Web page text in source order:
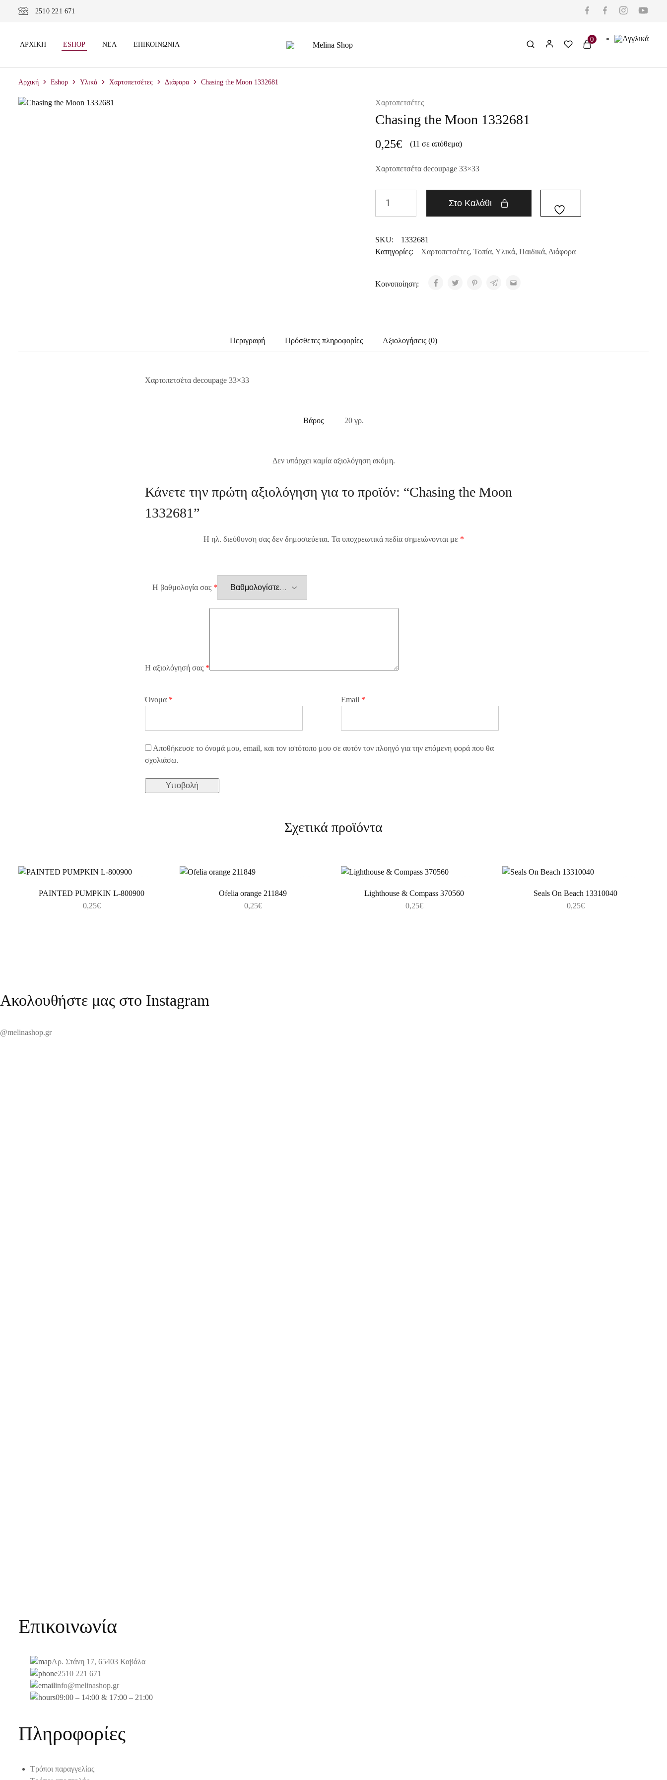
2510 221 671
ΑΡΧΙΚΉ ESHOP ΝΈΑ ΕΠΙΚΟΙΝΩΝΊΑ
Melina
0
Αρχική Eshop Υλικά Χαρτοπετσέτες Διάφορα Chasing the Moon 1332681
Χαρτοπετσέτες
Chasing the Moon 1332681
0,25€ (11 σε απόθεμα)
Χαρτοπετσέτα decoupage 33×33
Στο Καλάθι
SKU:
1332681
Κατηγορίες:
Χαρτοπετσέτες, Τοπία, Υλικά, Παιδικά, Διάφορα
Κοινοποίηση:
Περιγραφή Πρόσθετες πληροφορίες Αξιολογήσεις (0)
Χαρτοπετσέτα decoupage 33×33
Βάρος 20 γρ.
Δεν υπάρχει καμία αξιολόγηση ακόμη.
Κάνετε την πρώτη αξιολόγηση για το προϊόν: “Chasing the Moon
1332681”
Η ηλ. διεύθυνση σας δεν δημοσιεύεται. Τα υποχρεωτικά πεδία σημειώνονται με *
Η βαθμολογία σας *
Η αξιολόγησή σας *
Όνομα * Email *
Αποθήκευσε το όνομά μου, email, και τον ιστότοπο μου σε αυτόν τον πλοηγό για την επόμενη φορά που θα
σχολιάσω.
Σχετικά προϊόντα
PAINTED PUMPKIN L-800900
0,25€
Ofelia orange 211849
0,25€
Lighthouse & Compass 370560
0,25€
Seals On Beach 13310040
0,25€
Ακολουθήστε μας στο Instagram
@melinashop.gr
Επικοινωνία
Αρ. Στάνη 17, 65403 Καβάλα
2510 221 671
info@melinashop.gr
09:00 – 14:00 & 17:00 – 21:00
Πληροφορίες
Τρόποι παραγγελίας